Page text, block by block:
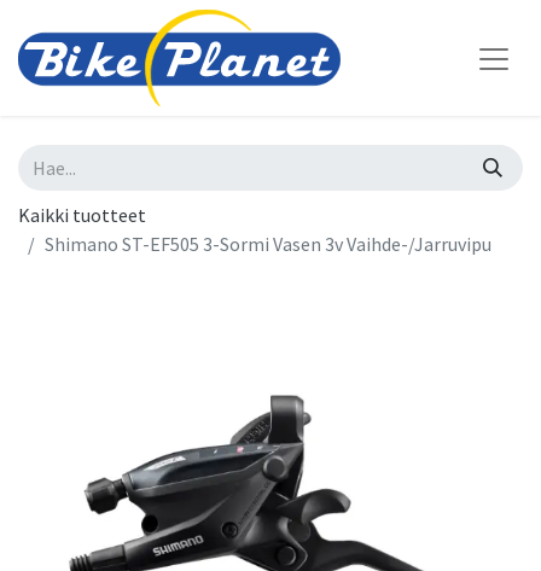
Kaikki tuotteet
Shimano ST-EF505 3-Sormi Vasen 3v Vaihde-/Jarruvipu